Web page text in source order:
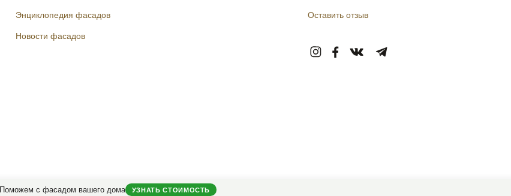
Поможем с фасадом вашего дома УЗНАТЬ СТОИМОСТЬ
Энциклопедия фасадов
Новости фасадов
Оставить отзыв